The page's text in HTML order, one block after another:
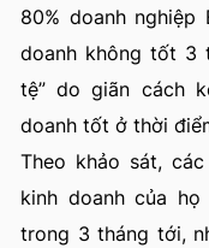
80% doanh
doanh không tốt 3
tệ” do giãn cách
doanh tốt ở thời
Theo khảo sát,
kinh doanh của
trong 3 tháng tới,